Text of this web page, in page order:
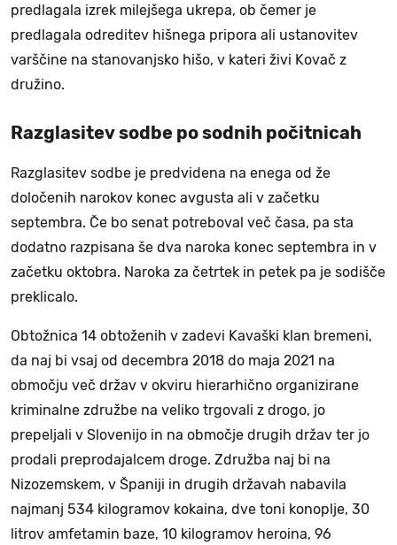
predlagala izrek milejšega ukrepa, ob čemer je
predlagala odreditev hišnega pripora ali ustanovitev
varščine na stanovanjsko hišo, v kateri živi Kovač z
družino.
Razglasitev sodbe po sodnih počitnicah
Razglasitev sodbe je predvidena na enega od že
določenih narokov konec avgusta ali v začetku
septembra. Če bo senat potreboval več časa, pa sta
dodatno razpisana še dva naroka konec septembra in v
začetku oktobra. Naroka za četrtek in petek pa je sodišče
preklicalo.
Obtožnica 14 obtoženih v zadevi Kavaški klan bremeni,
da naj bi vsaj od decembra 2018 do maja 2021 na
območju več držav v okviru hierarhično organizirane
kriminalne združbe na veliko trgovali z drogo, jo
prepeljali v Slovenijo in na območje drugih držav ter jo
prodali preprodajalcem droge. Združba naj bi na
Nizozemskem, v Španiji in drugih državah nabavila
najmanj 534 kilogramov kokaina, dve toni konoplje, 30
litrov amfetamin baze, 10 kilogramov heroina, 96